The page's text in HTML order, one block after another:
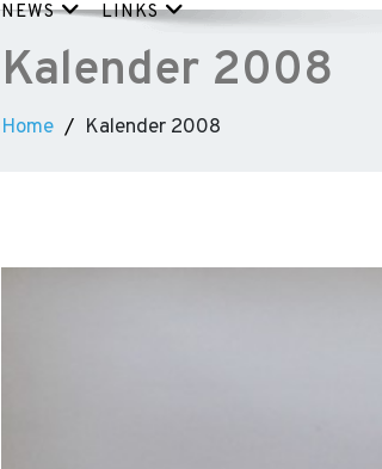
NEWS LINKS
Kalender 2008
Home Kalender 2008